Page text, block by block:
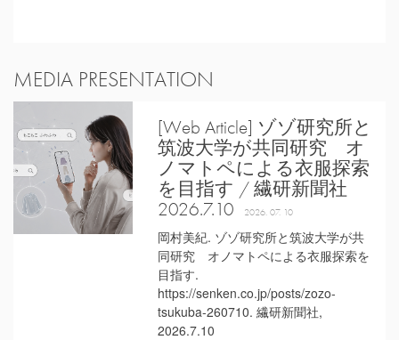
MEDIA PRESENTATION
[Web Article] ゾゾ研究所と
筑波大学が共同研究 オ
ノマトペによる衣服探索
を目指す / 繊研新聞社
2026.7.10
2026. 07. 10
岡村美紀. ゾゾ研究所と筑波大学が共
同研究 オノマトペによる衣服探索を
目指す.
https://senken.co.jp/posts/zozo-
tsukuba-260710. 繊研新聞社,
2026.7.10